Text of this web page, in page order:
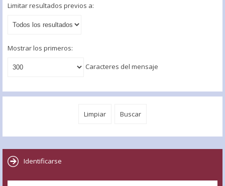
Limitar resultados previos a:
Mostrar los primeros:
Caracteres del mensaje
Identificarse